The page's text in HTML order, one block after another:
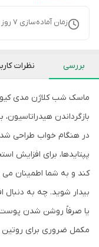
زمان آماده‌سازی 7
بررسی نظرات
ماسک شب کلاژن مدی
بازگرداندن
در هنگام خواب طراحی
پپتایدها، برای
کند و به شما اطمینان
بیدار شوید. چه به دنبال
یا صرفاً روشن شدن پوست
مکمل ضروری برای